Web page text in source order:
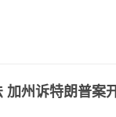
加州诉特朗普案